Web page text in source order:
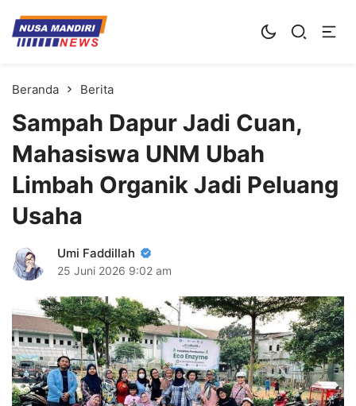
Kampus Digital Bisnis
Universitas Nusa Mandiri
Beranda Berita
Sampah Dapur Jadi Cuan,
Mahasiswa UNM Ubah
Limbah Organik Jadi Peluang
Usaha
Umi Faddillah
25 Juni 2026 9:02 am